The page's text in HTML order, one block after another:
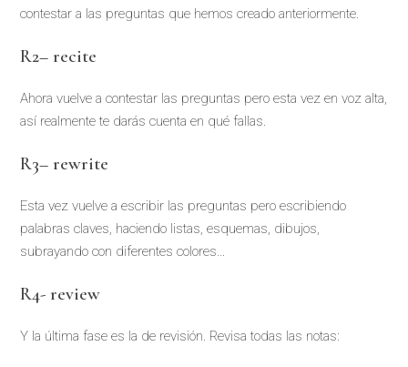
contestar a las preguntas que hemos creado anteriormente.
R2–recite
Ahora vuelve a contestar las preguntas pero esta vez en voz alta,
así realmente te darás cuenta en qué fallas.
R3–rewrite
Esta vez vuelve a escribir las preguntas pero escribiendo
palabras claves, haciendo listas, esquemas, dibujos,
subrayando con diferentes colores…
R4- review
Y la última fase es la de revisión. Revisa todas las notas: